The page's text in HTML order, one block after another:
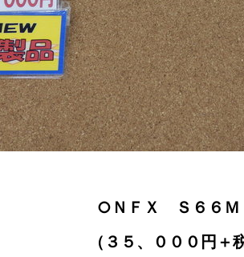
○ＮＦＸ Ｓ６６Ｍ
（３５、０００円＋